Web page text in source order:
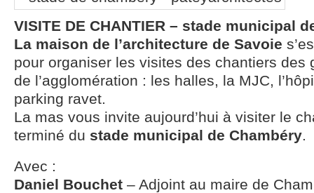
VISITE DE CHANTIER – stade municipal
La maison de l’architecture de Savoie
pour organiser les visites des chantiers des
de l’agglomération : les halles, la MJC,
parking ravet.
La mas vous invite aujourd’hui à visiter le
terminé du stade municipal de Chambéry.
Avec :
Daniel Bouchet – Adjoint au maire de